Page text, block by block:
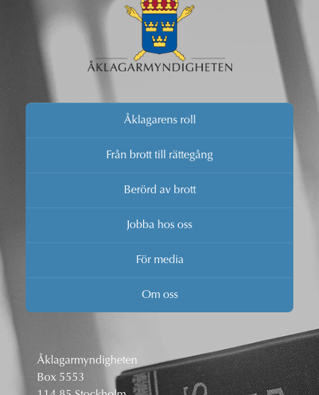
Åklagarens roll
Från brott till rättegång
Berörd av brott
Jobba hos oss
För media
Om oss
Åklagarmyndigheten
Box 5553